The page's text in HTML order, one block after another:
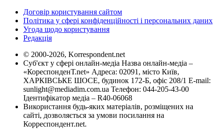
Договір користування сайтом
Політика у сфері конфіденційності і персональних даних
Угода щодо користування
Редакція
© 2000-2026, Korrespondent.net
Суб'єкт у сфері онлайн-медіа Назва онлайн-медіа –
«КореспонденТ.net» Адреса: 02091, місто Київ,
ХАРКІВСЬКЕ ШОСЕ, будинок 172-Б, офіс 208/1 E-mail:
sunlight@mediadim.com.ua Телефон: 044-205-43-00
Ідентифікатор медіа – R40-06068
Використання будь-яких матеріалів, розміщених на
сайті, дозволяється за умови посилання на
Корреспондент.net.